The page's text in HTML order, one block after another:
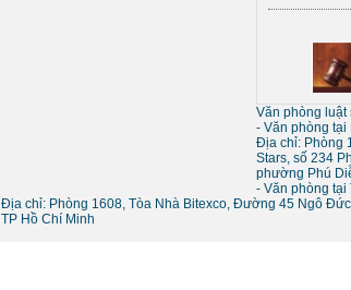
Sự khác
tòa án và
Văn phòng luật
- Văn phòng tại
Địa chỉ: Phòng
Stars, số 234
phường Phú
- Văn phòng tại
Địa chỉ: Phòng 1608, Tòa Nhà Bitexco, Đường 45 Ngô
TP Hồ Chí Minh